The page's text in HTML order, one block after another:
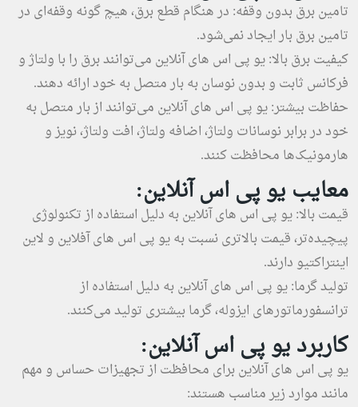
تامین برق بدون وقفه: در هنگام قطع برق، هیچ گونه وقفه‌ای در
تامین برق بار ایجاد نمی‌شود.
کیفیت برق بالا: یو پی اس های آنلاین می‌توانند برق را با ولتاژ و
فرکانس ثابت و بدون نوسان به بار متصل به خود ارائه دهند.
حفاظت بیشتر: یو پی اس های آنلاین می‌توانند از بار متصل به
خود در برابر نوسانات ولتاژ، اضافه ولتاژ، افت ولتاژ، نویز و
هارمونیک‌ها محافظت کنند.
معایب یو پی اس آنلاین:
قیمت بالا: یو پی اس های آنلاین به دلیل استفاده از تکنولوژی
پیچیده‌تر، قیمت بالاتری نسبت به یو پی اس های آفلاین و لاین
اینتراکتیو دارند.
تولید گرما: یو پی اس های آنلاین به دلیل استفاده از
ترانسفورماتورهای ایزوله، گرما بیشتری تولید می‌کنند.
کاربرد یو پی اس آنلاین:
یو پی اس های آنلاین برای محافظت از تجهیزات حساس و مهم
مانند موارد زیر مناسب هستند: